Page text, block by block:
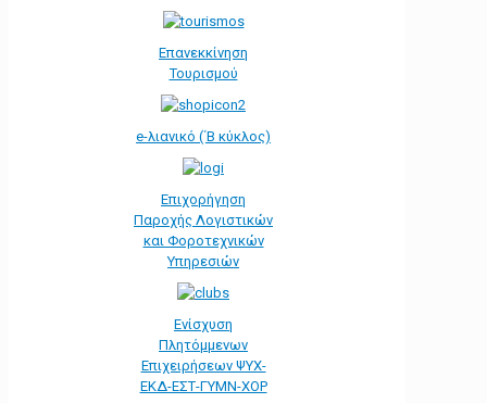
Επανεκκίνηση
Τουρισμού
e-λιανικό (΄Β κύκλος)
Επιχορήγηση
Παροχής Λογιστικών
και Φοροτεχνικών
Υπηρεσιών
Ενίσχυση
Πλητόμμενων
Επιχειρήσεων ΨΥΧ-
ΕΚΔ-ΕΣΤ-ΓΥΜΝ-ΧΟΡ